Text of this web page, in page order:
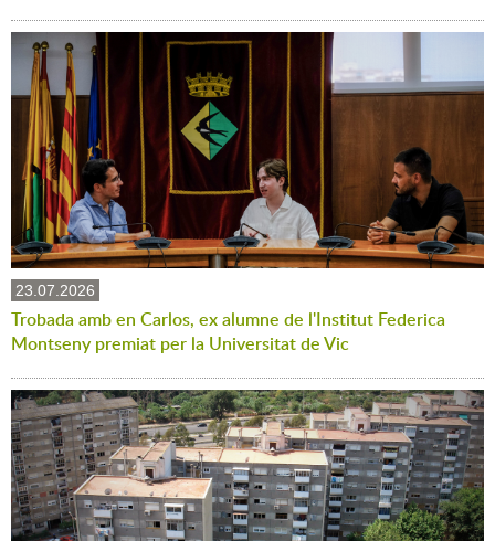
23.07.2026
Trobada amb en Carlos, ex alumne de l'Institut Federica
Montseny premiat per la Universitat de Vic